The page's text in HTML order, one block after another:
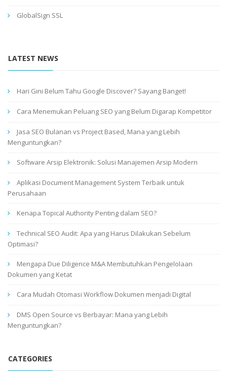
GlobalSign SSL
LATEST NEWS
Hari Gini Belum Tahu Google Discover? Sayang Banget!
Cara Menemukan Peluang SEO yang Belum Digarap Kompetitor
Jasa SEO Bulanan vs Project Based, Mana yang Lebih
Menguntungkan?
Software Arsip Elektronik: Solusi Manajemen Arsip Modern
Aplikasi Document Management System Terbaik untuk
Perusahaan
Kenapa Topical Authority Penting dalam SEO?
Technical SEO Audit: Apa yang Harus Dilakukan Sebelum
Optimasi?
Mengapa Due Diligence M&A Membutuhkan Pengelolaan
Dokumen yang Ketat
Cara Mudah Otomasi Workflow Dokumen menjadi Digital
DMS Open Source vs Berbayar: Mana yang Lebih
Menguntungkan?
CATEGORIES